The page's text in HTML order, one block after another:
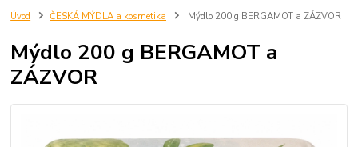
Úvod ČESKÁ MÝDLA a kosmetika Mýdlo 200 g BERGAMOT a ZÁZVOR
Mýdlo 200 g BERGAMOT a
ZÁZVOR